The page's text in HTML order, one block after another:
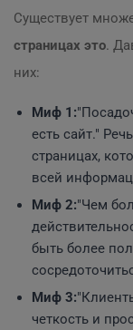
Существует
страницах это.
них:
Миф 1:
есть сайт."
страницах,
всей
Миф 2:"Чем
быть более
Миф 3:
четкость и